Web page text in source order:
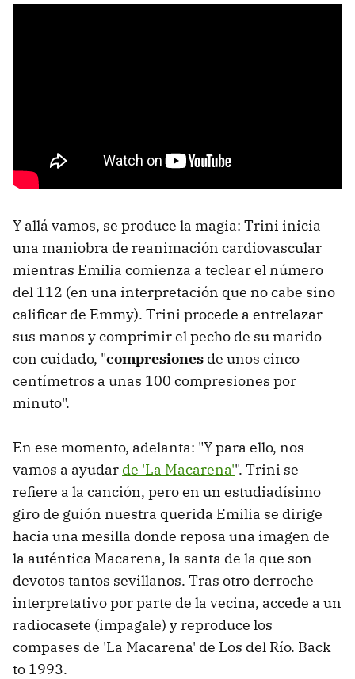
Y allá vamos, se produce la magia: Trini inicia
una maniobra de reanimación cardiovascular
mientras Emilia comienza a teclear el número
del 112 (en una interpretación que no cabe sino
calificar de Emmy). Trini procede a entrelazar
sus manos y comprimir el pecho de su marido
con cuidado, "compresiones de unos cinco
centímetros a unas 100 compresiones por
minuto".
En ese momento, adelanta: "Y para ello, nos
vamos a ayudar de 'La Macarena'". Trini se
refiere a la canción, pero en un estudiadísimo
giro de guión nuestra querida Emilia se dirige
hacia una mesilla donde reposa una imagen de
la auténtica Macarena, la santa de la que son
devotos tantos sevillanos. Tras otro derroche
interpretativo por parte de la vecina, accede a un
radiocasete (impagale) y reproduce los
compases de 'La Macarena' de Los del Río. Back
to 1993.